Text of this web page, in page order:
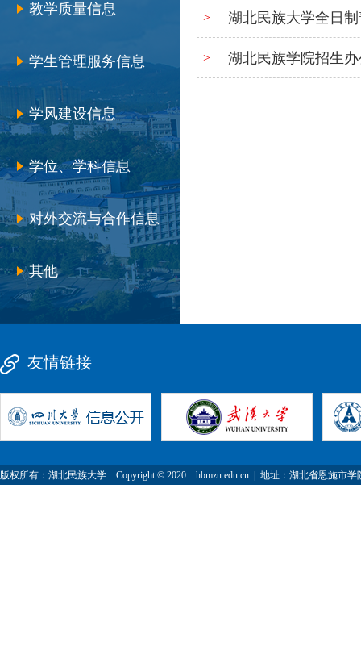
教学质量信息
学生管理服务信息
学风建设信息
学位、学科信息
对外交流与合作信息
其他
> 湖北民族大学全日
> 湖北民族学院招生
友情链接
版权所有：湖北民族大学 Copyright © 2020 hbmzu.edu.cn | 地址：湖北省恩施